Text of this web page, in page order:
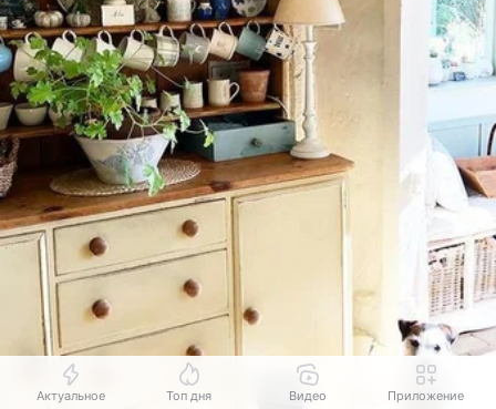
Актуальное Топ дня Видео Приложение